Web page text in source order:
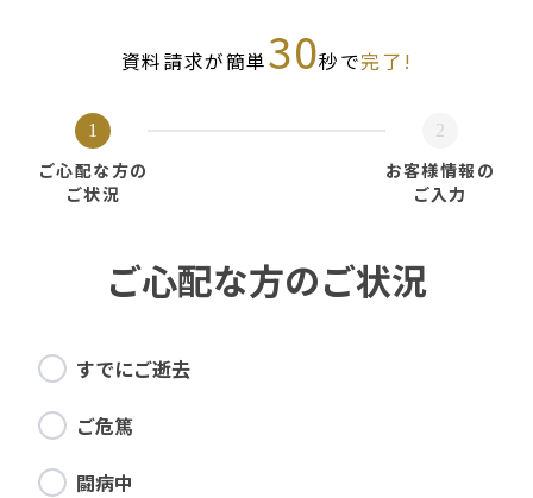
資料請求が簡単30秒で完了!
1
ご心配な方の
ご状況
2
お客様情報の
ご入力
ご心配な方のご状況
すでにご逝去
ご危篤
闘病中